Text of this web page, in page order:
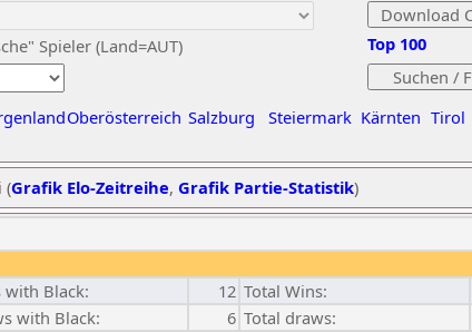
Spieler (Land=AUT)
Oberösterreich Salzburg Steiermark Kärnten Tirol
Top 100
(Grafik Elo-Zeitreihe, Grafik Partie-Statistik)
with Black: 12 Total Wins:
with Black: 6 Total draws: